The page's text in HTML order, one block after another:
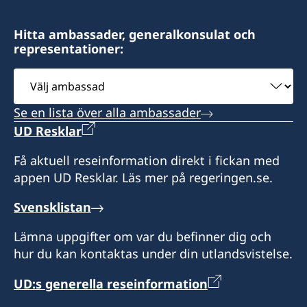
130 (B) Than Lwin Rd.
Bahan Township
Yangon, Myanmar
Öppettider:
Måndag, onsdag och fredag 09.30-12.30
grundläggande konsulära tjänster för svenska
medborgare. Ambassaden i Bangkok har dock
huvudansvaret för den konsulära
verksamheten.
Honorärkonsul
Pwint Mar Han
Ambassadens sektionskansli i Yangon
3 Pyay Rd, 6 miles, Hlaing Township,
Yangon, Myanmar
Sektionskansliet invigdes i juni 2014 och är
samlokaliserat med de norska, danska finska
ambassaderna i det Nordiska huset.
De huvudsakliga uppgifterna för
sektionskansliet är utvecklingssamarbete samt
också med handelsfrämjande.
Sektionskansliet har inte ansvar för viseringar
eller konsulära ärenden.
Hitta ambassader, generalkonsulat och
representationer:
Välj
ambassad
Se en lista över alla ambassader
UD Resklar
Få aktuell reseinformation direkt i fickan med
appen UD Resklar. Läs mer på regeringen.se.
Svensklistan
Lämna uppgifter om var du befinner dig och
hur du kan kontaktas under din utlandsvistelse.
UD:s generella reseinformation